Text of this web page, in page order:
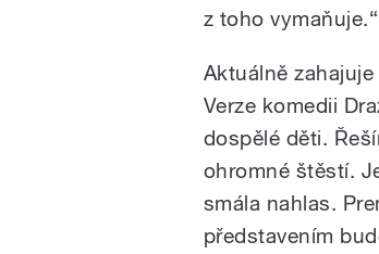
z toho vymaňuje.“
Aktuálně
Verze komedii
dospělé děti.
ohromné štěstí.
smála nahlas.
představením